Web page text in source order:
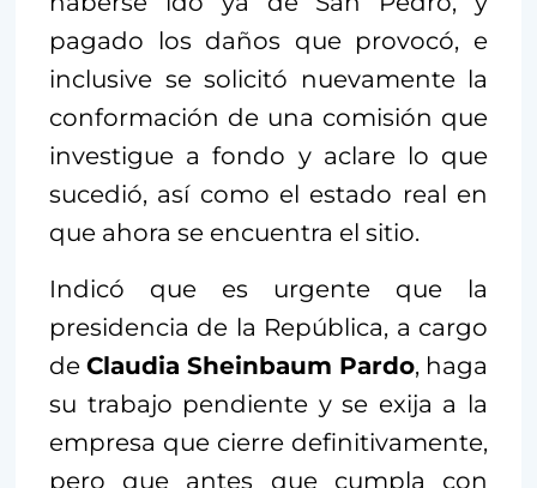
pagado los daños que provocó, e
inclusive se solicitó nuevamente la
conformación de una comisión que
investigue a fondo y aclare lo que
sucedió, así como el estado real en
que ahora se encuentra el sitio.
Indicó que es urgente que la
presidencia de la República, a cargo
de Claudia Sheinbaum Pardo, haga
su trabajo pendiente y se exija a la
empresa que cierre definitivamente,
pero que antes que cumpla con